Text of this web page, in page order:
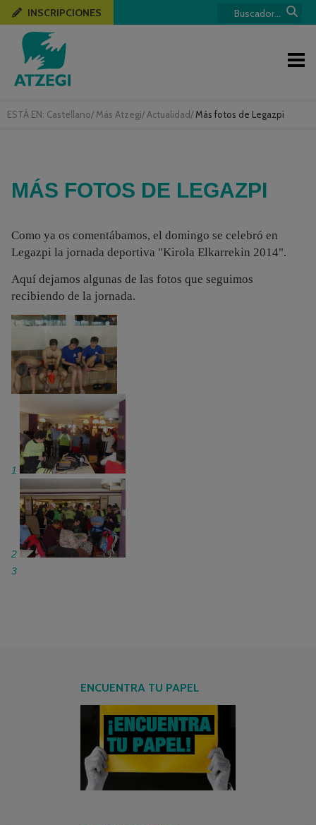
ESTÁ EN: Castellano/ Más Atzegi/ Actualidad/ Más fotos de Legazpi
INSCRIPCIONES
MÁS FOTOS DE LEGAZPI
Como ya os comentábamos, el domingo se celebró en
Legazpi la jornada deportiva "Kirola Elkarrekin 2014".
Aquí dejamos algunas de las fotos que seguimos
recibiendo de la jornada.
1
2
3
ENCUENTRA TU PAPEL